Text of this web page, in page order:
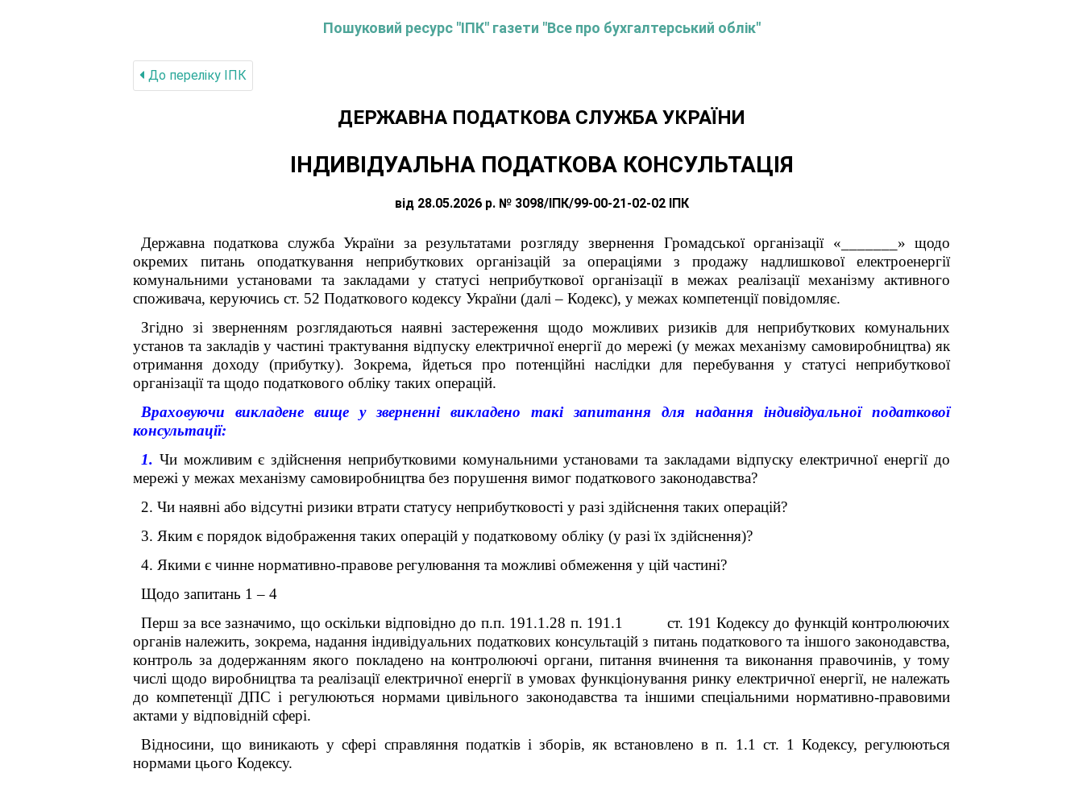
Пошуковий ресурс "ІПК" газети "Все про бухгалтерський облік"
До переліку IПК
ДЕРЖАВНА ПОДАТКОВА СЛУЖБА УКРАЇНИ
ІНДИВІДУАЛЬНА ПОДАТКОВА КОНСУЛЬТАЦІЯ
від 28.05.2026 р. № 3098/ІПК/99-00-21-02-02 ІПК
Державна податкова служба України за результатами розгляду звернення Громадської організації «_______» щодо
окремих питань оподаткування неприбуткових організацій за операціями з продажу надлишкової електроенергії
комунальними установами та закладами у статусі неприбуткової організації в межах реалізації механізму активного
споживача, керуючись ст. 52 Податкового кодексу України (далі – Кодекс), у межах компетенції повідомляє.
Згідно зі зверненням розглядаються наявні застереження щодо можливих ризиків для неприбуткових комунальних
установ та закладів у частині трактування відпуску електричної енергії до мережі (у межах механізму самовиробництва) як
отримання доходу (прибутку). Зокрема, йдеться про потенційні наслідки для перебування у статусі неприбуткової
організації та щодо податкового обліку таких операцій.
Враховуючи викладене вище у зверненні викладено такі запитання для надання індивідуальної податкової
консультації:
1. Чи можливим є здійснення неприбутковими комунальними установами та закладами відпуску електричної енергії до
мережі у межах механізму самовиробництва без порушення вимог податкового законодавства?
2. Чи наявні або відсутні ризики втрати статусу неприбутковості у разі здійснення таких операцій?
3. Яким є порядок відображення таких операцій у податковому обліку (у разі їх здійснення)?
4. Якими є чинне нормативно-правове регулювання та можливі обмеження у цій частині?
Щодо запитань 1 – 4
Перш за все зазначимо, що оскільки відповідно до п.п. 191 .1.28 п. 191 .1 ст. 191 Кодексу до функцій контролюючих
органів належить, зокрема, надання індивідуальних податкових консультацій з питань податкового та іншого законодавства,
контроль за додержанням якого покладено на контролюючі органи, питання вчинення та виконання правочинів, у тому
числі щодо виробництва та реалізації електричної енергії в умовах функціонування ринку електричної енергії, не належать
до компетенції ДПС і регулюються нормами цивільного законодавства та іншими спеціальними нормативно-правовими
актами у відповідній сфері.
Відносини, що виникають у сфері справляння податків і зборів, як встановлено в п. 1.1 ст. 1 Кодексу, регулюються
нормами цього Кодексу.